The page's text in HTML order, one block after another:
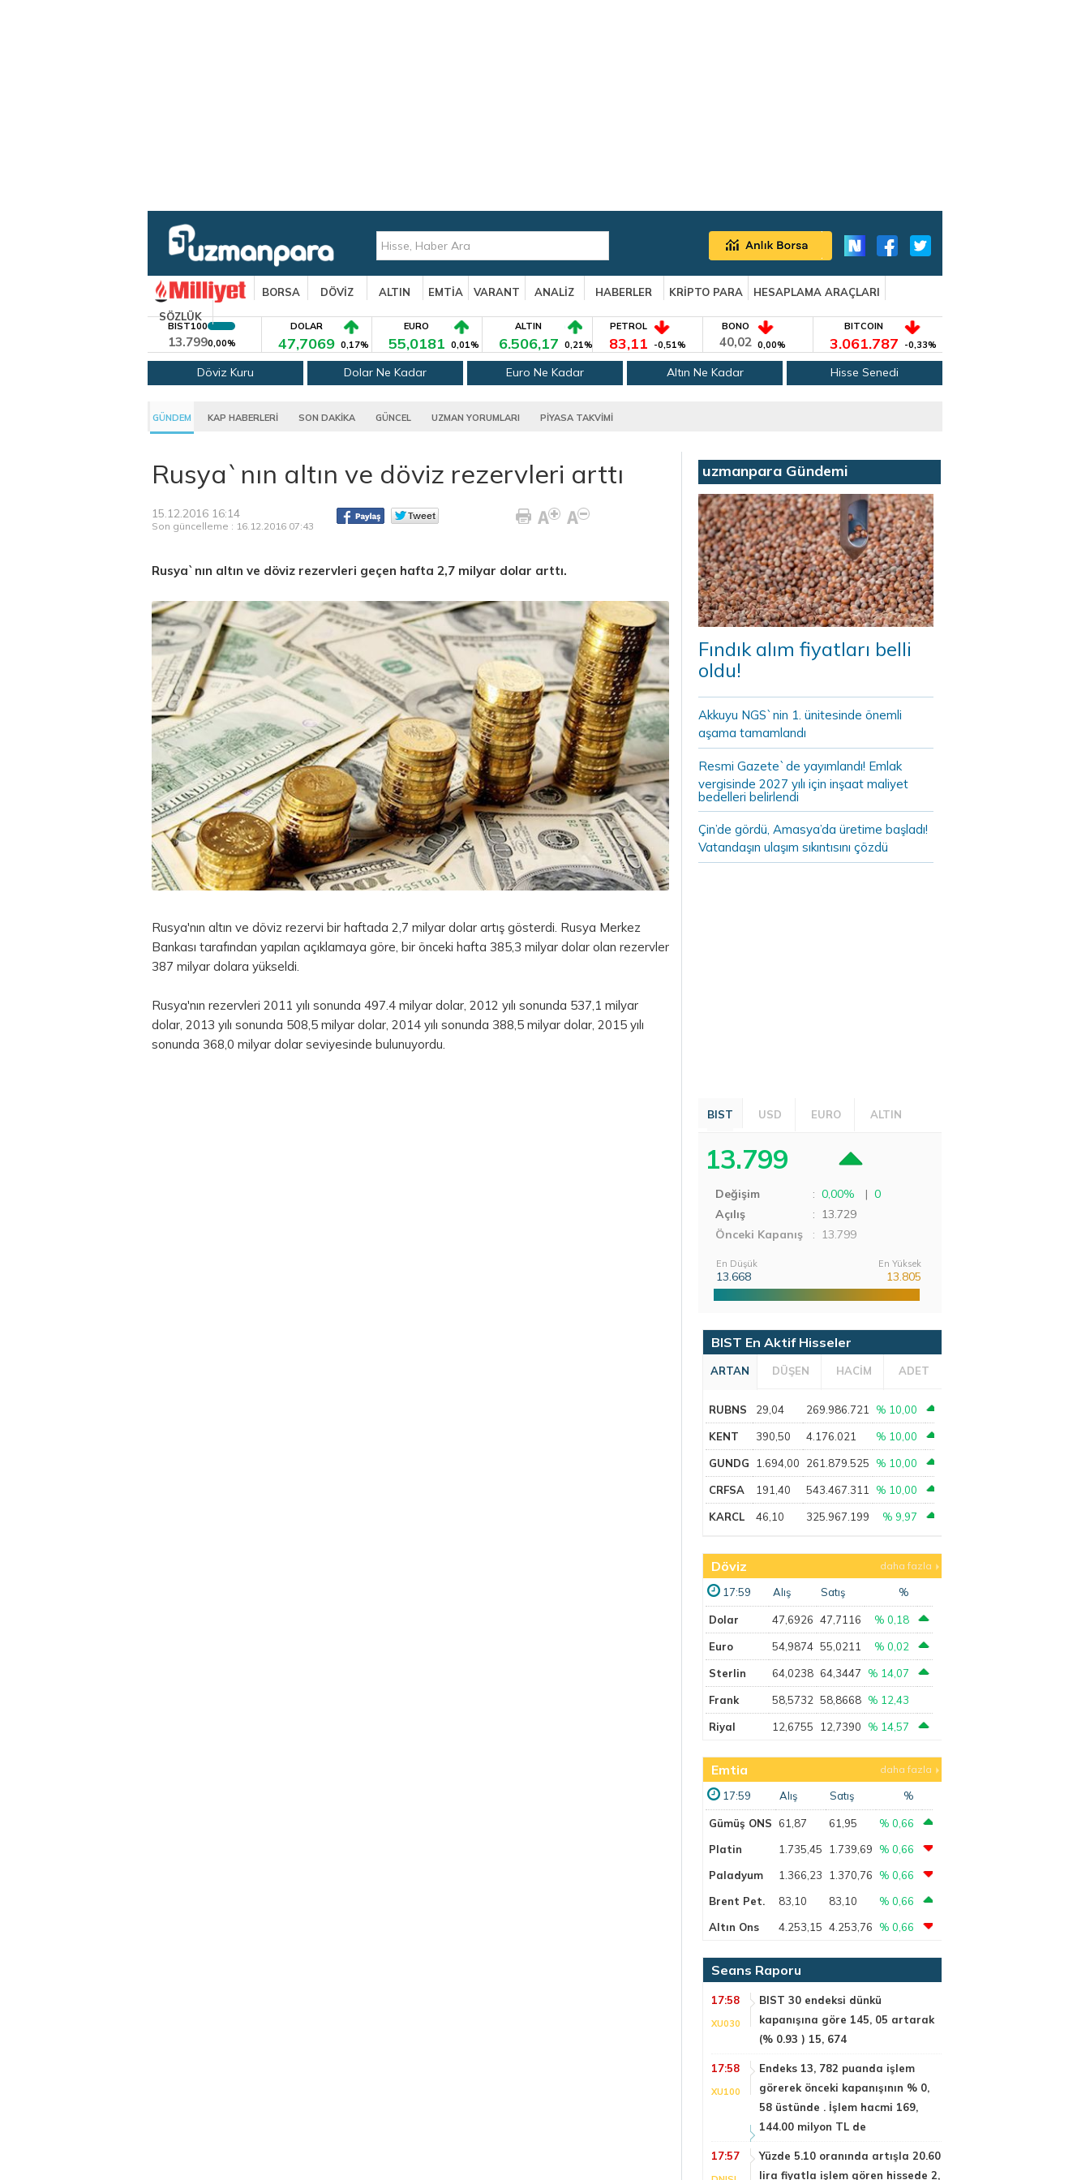
BORSA DÖVİZ ALTIN EMTİA VARANT ANALİZ HABERLER KRİPTO PARA
HESAPLAMA ARAÇLARI
SÖZLÜK
BIST100
13.7990,00%
DOLAR
47,7069 0,17%
EURO
55,0181 0,01%
ALTIN
6.506,17 0,21%
PETROL
83,11 -0,51%
BONO
40,02 0,00%
BITCOIN
3.061.787 -0,33%
Döviz Kuru Dolar Ne Kadar Euro Ne Kadar Altın Ne Kadar Hisse Senedi
GÜNDEM KAP HABERLERİ SON DAKİKA GÜNCEL UZMAN YORUMLARI PİYASA TAKVİMİ
Rusya`nın altın ve döviz rezervleri arttı
15.12.2016 16:14
Son güncelleme : 16.12.2016 07:43
Rusya`nın altın ve döviz rezervleri geçen hafta 2,7 milyar dolar arttı.
Rusya'nın altın ve döviz rezervi bir haftada 2,7 milyar dolar artış gösterdi. Rusya Merkez
Bankası tarafından yapılan açıklamaya göre, bir önceki hafta 385,3 milyar dolar olan rezervler
387 milyar dolara yükseldi.
Rusya'nın rezervleri 2011 yılı sonunda 497.4 milyar dolar, 2012 yılı sonunda 537,1 milyar
dolar, 2013 yılı sonunda 508,5 milyar dolar, 2014 yılı sonunda 388,5 milyar dolar, 2015 yılı
sonunda 368,0 milyar dolar seviyesinde bulunuyordu.
uzmanpara Gündemi
Fındık alım fiyatları belli
oldu!
Akkuyu NGS`nin 1. ünitesinde önemli
aşama tamamlandı
Resmi Gazete`de yayımlandı! Emlak
vergisinde 2027 yılı için inşaat maliyet
bedelleri belirlendi
Çin’de gördü, Amasya’da üretime başladı!
Vatandaşın ulaşım sıkıntısını çözdü
BIST USD EURO ALTIN
13.799
Değişim : 0,00% | 0
Açılış
: 13.729
Önceki Kapanış
: 13.799
En Düşük
13.668
En Yüksek
13.805
BIST En Aktif Hisseler
ARTAN DÜŞEN HACİM ADET
RUBNS 29,04 269.986.721 % 10,00
KENT 390,50 4.176.021 % 10,00
GUNDG 1.694,00 261.879.525 % 10,00
CRFSA 191,40 543.467.311 % 10,00
KARCL 46,10 325.967.199 % 9,97
Döviz daha fazla
17:59 Alış Satış %
Dolar 47,6926 47,7116 % 0,18
Euro 54,9874 55,0211 % 0,02
Sterlin 64,0238 64,3447 % 14,07
Frank 58,5732 58,8668 % 12,43
Riyal 12,6755 12,7390 % 14,57
Emtia daha fazla
17:59 Alış Satış %
Gümüş ONS 61,87 61,95
% 0,66
Platin
1.735,45 1.739,69
% 0,66
Paladyum
1.366,23 1.370,76
% 0,66
Brent Pet.
83,10 83,10
% 0,66
Altın Ons
4.253,15 4.253,76 % 0,66
Seans Raporu
17:58
XU030
BIST 30 endeksi dünkü
kapanışına göre 145, 05 artarak
(% 0.93 ) 15, 674
17:58
XU100
Endeks 13, 782 puanda işlem
görerek önceki kapanışının % 0,
58 üstünde . İşlem hacmi 169,
144.00 milyon TL de
17:57
Yüzde 5.10 oranında artışla 20.60
lira fiyatla işlem gören hissede 2,